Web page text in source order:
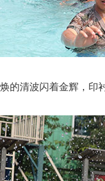
的清波闪着金辉，